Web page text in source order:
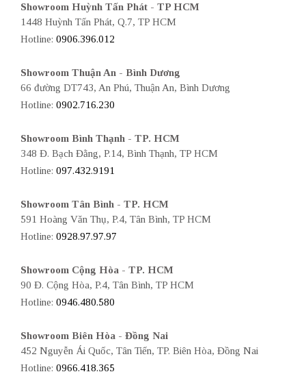
Showroom Huỳnh Tấn Phát - TP HCM
1448 Huỳnh Tấn Phát, Q.7, TP HCM
Hotline: 0906.396.012
Showroom Thuận An - Bình Dương
66 đường DT743, An Phú, Thuận An, Bình Dương
Hotline: 0902.716.230
Showroom Bình Thạnh - TP. HCM
348 Đ. Bạch Đằng, P.14, Bình Thạnh, TP HCM
Hotline: 097.432.9191
Showroom Tân Bình - TP. HCM
591 Hoàng Văn Thụ, P.4, Tân Bình, TP HCM
Hotline: 0928.97.97.97
Showroom Cộng Hòa - TP. HCM
90 Đ. Cộng Hòa, P.4, Tân Bình, TP HCM
Hotline: 0946.480.580
Showroom Biên Hòa - Đồng Nai
452 Nguyễn Ái Quốc, Tân Tiến, TP. Biên Hòa, Đồng Nai
Hotline: 0966.418.365